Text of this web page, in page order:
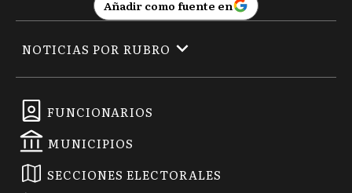
Añadir como fuente en
FUNCIONARIOS
MUNICIPIOS
SECCIONES ELECTORALES
NOTICIAS POR RUBRO